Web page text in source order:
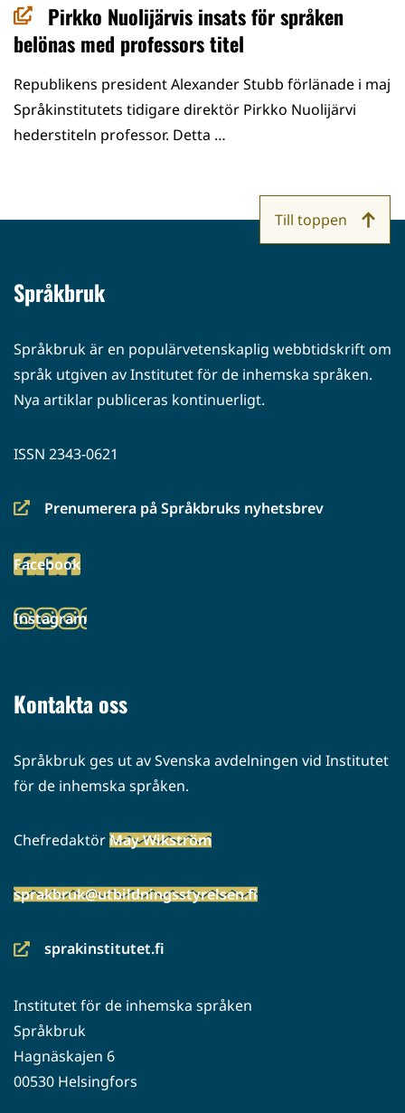
Pirkko Nuolijärvis insats för språken
belönas med professors titel
Republikens president Alexander Stubb förlänade i maj
Språkinstitutets tidigare direktör Pirkko Nuolijärvi
hederstiteln professor. Detta …
Språkbruk
Språkbruk är en populärvetenskaplig webbtidskrift om
språk utgiven av Institutet för de inhemska språken.
Nya artiklar publiceras kontinuerligt.
ISSN 2343-0621
Prenumerera på Språkbruks nyhetsbrev
(siirryt
palveluun)
Facebook
(siirryt
palveluun)
Instagram
(siirryt
Kontakta oss
Språkbruk ges ut av Svenska avdelningen vid Institutet
för de inhemska språken.
ChefredaktörMay Wikström
sprakbruk@utbildningsstyrelsen.fi
sprakinstitutet.fi
(siirryt
palveluun)
Institutet för de inhemska språken
Språkbruk
Hagnäskajen 6
00530 Helsingfors
Till toppen